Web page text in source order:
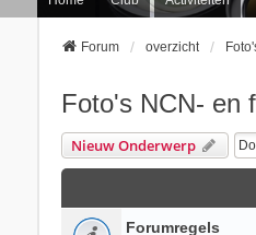
Forum overzicht
Foto's NCN- en
Nieuw Onderwerp
Forumregels